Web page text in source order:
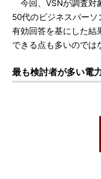
今回、VSNが調査対
50代のビジネスパー
有効回答を基にした結
できる点も多いのでは
最も検討者が多い電